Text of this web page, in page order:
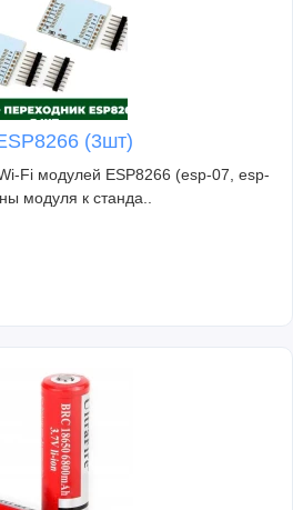
(3шт)
Fi модулей ESP8266 (esp-07, esp-
модуля к станда..